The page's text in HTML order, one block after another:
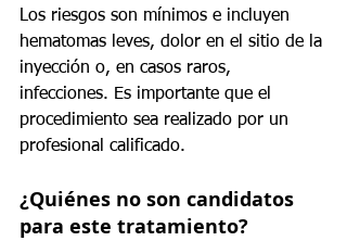
Los riesgos son mínimos e incluyen
hematomas leves, dolor en el sitio de la
inyección o, en casos raros,
infecciones. Es importante que el
procedimiento sea realizado por un
profesional calificado.
¿Quiénes no son candidatos
para este tratamiento?